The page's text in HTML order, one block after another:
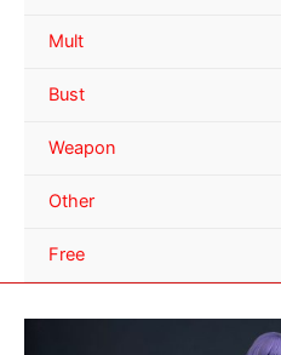
Mult
Bust
Weapon
Other
Free